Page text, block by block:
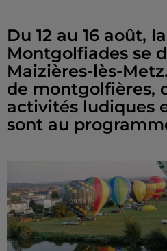
Du 12 au 16 août,
Montgolfiades se
Maizières-lès-
de montgolfières,
activités ludiques